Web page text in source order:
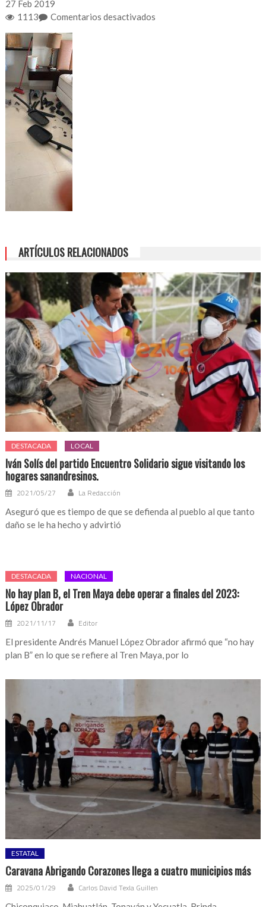
27 Feb 2019
1113
Comentarios desactivadosen
ARTÍCULOS RELACIONADOS
DESTACADA LOCAL
Iván Solís del partido Encuentro Solidario sigue visitando los
hogares sanandresinos.
2021/05/27 La Redacción
Aseguró que es tiempo de que se defienda al pueblo al que tanto
daño se le ha hecho y advirtió
DESTACADA NACIONAL
No hay plan B, el Tren Maya debe operar a finales del 2023:
López Obrador
2021/11/17 Editor
El presidente Andrés Manuel López Obrador afirmó que “no hay
plan B” en lo que se refiere al Tren Maya, por lo
ESTATAL
Caravana Abrigando Corazones llega a cuatro municipios más
2025/01/29 Carlos David Texla Guillen